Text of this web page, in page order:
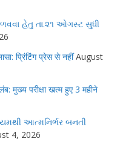
હેતુ તા.૨૧ ઓગસ્ટ સુધી
प्रिंटिंग प्रेस से नहीं August
मुख्य परीक्षा खत्म हुए 3 महीने
આત્મનિર્ભર બનતી
4, 2026